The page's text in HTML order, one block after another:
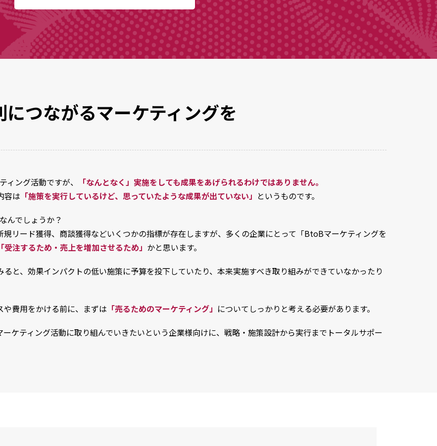
につながるマーケティングを
ング活動ですが、
「なんとなく」実施をしても成果をあげられるわけではありません。
容は 「施策を実行しているけど、思っていたような成果が出ていない」 というものです。
んでしょうか？
リード獲得、商談獲得などいくつかの指標が存在しますが、多くの企業にとって「BtoBマーケティングを
「受注するため・売上を増加させるため」 かと思います。
と、効果インパクトの低い施策に予算を投下していたり、本来実施すべき取り組みができていなかったり
費用をかける前に、まずは 「売るためのマーケティング」 についてしっかりと考える必要があります。
ケティング活動に取り組んでいきたいという企業様向けに、戦略・施策設計から実行までトータルサポー